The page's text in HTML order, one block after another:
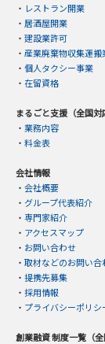
・ レストラン開業
・ 居酒屋開業
・ 建設業許可
・ 産業廃棄物収集運搬
・ 個人タクシー事業
・ 在留資格
まるごと支援（全国対
・ 業務内容
・ 料金表
会社情報
・ 会社概要
・ グループ代表紹介
・ 専門家紹介
・ アクセスマップ
・ お問い合わせ
・ 取材などのお問い合
・ 提携先募集
・ 採用情報
・ プライバシーポリシ
創業融資 制度一覧（全